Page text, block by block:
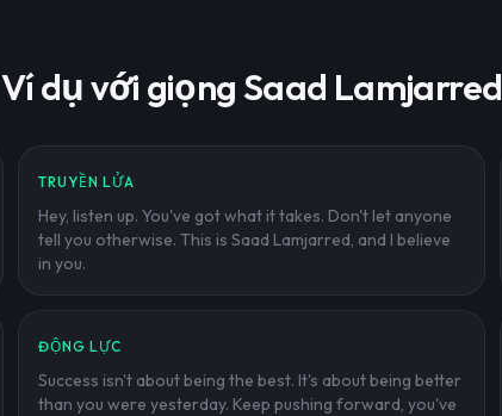
Ví dụ với giọng Saad Lamjarred
TRUYỀN LỬA
Hey, listen up. You've got what it takes. Don't let anyone
tell you otherwise. This is Saad Lamjarred, and I believe
in you.
ĐỘNG LỰC
Success isn't about being the best. It's about being better
than you were yesterday. Keep pushing forward, you've